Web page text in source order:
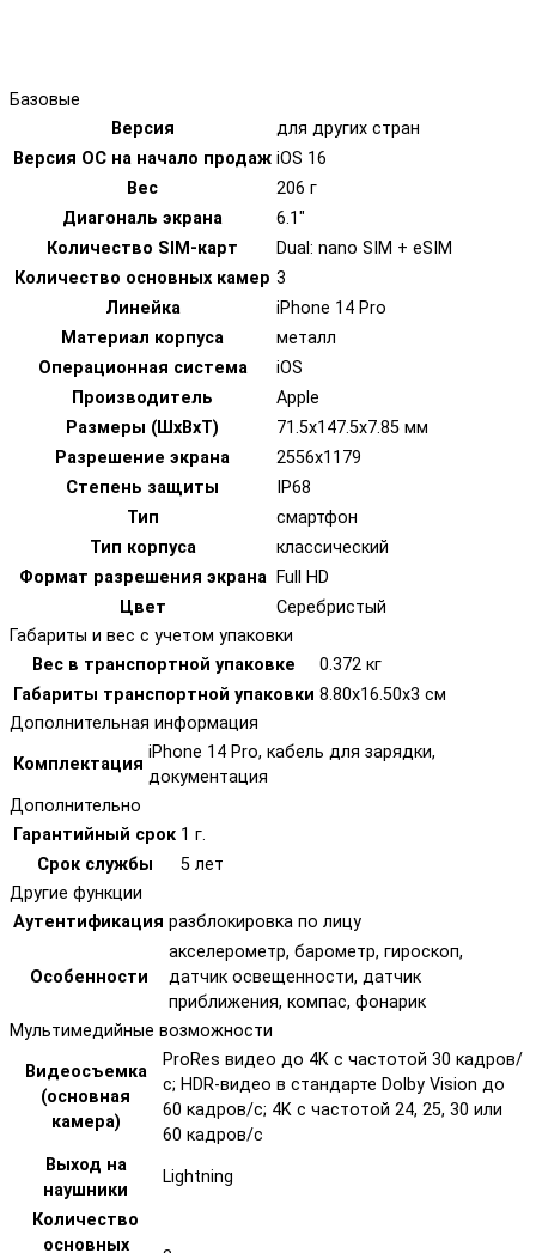
Базовые
Версия
для других стран
Версия ОС на начало продаж iOS 16
Вес
206 г
Диагональ экрана
6.1"
Количество SIM-карт
Dual: nano SIM + eSIM
Количество основных камер 3
Линейка
iPhone 14 Pro
Материал корпуса
металл
Операционная система
iOS
Производитель
Apple
Размеры (ШxВxТ)
71.5x147.5x7.85 мм
Разрешение экрана
2556x1179
Степень защиты
IP68
Тип
смартфон
Тип корпуса
классический
Формат разрешения экрана
Full HD
Цвет
Серебристый
Габариты и вес с учетом упаковки
Вес в транспортной упаковке
0.372 кг
Габариты транспортной упаковки 8.80х16.50х3 см
Дополнительная информация
Комплектация
iPhone 14 Pro, кабель для зарядки,
документация
Дополнительно
Гарантийный срок 1 г.
Срок службы
5 лет
Другие функции
Аутентификация разблокировка по лицу
Особенности
акселерометр, барометр, гироскоп,
датчик освещенности, датчик
приближения, компас, фонарик
Мультимедийные возможности
Видеосъемка
(основная
камера)
ProRes видео до 4K с частотой 30 кадров/
с; HDR‑видео в стандарте Dolby Vision до
60 кадров/ с; 4K с частотой 24, 25, 30 или
60 кадров/ с
Выход на
наушники
Lightning
Количество
основных